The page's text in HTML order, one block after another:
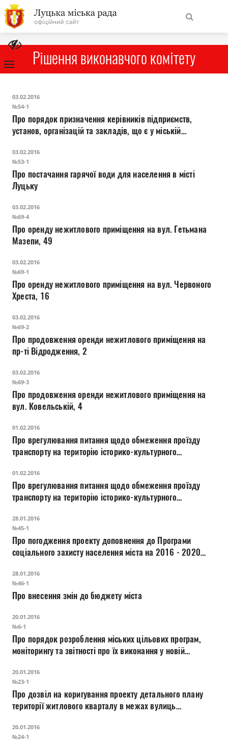
На
головну
Міська влада
Бюджет
Прозорість влади
Рішення виконавчого комітету
03.02.2016
№54-1
Про порядок призначення керівників підприємств,
установ, організацій та закладів, що є у міській
03.02.2016
№53-1
Про постачання гарячої води для населення в місті
Луцьку
03.02.2016
№69-4
Про оренду нежитлового приміщення на вул. Гетьмана
Мазепи, 49
03.02.2016
№69-1
Про оренду нежитлового приміщення на вул. Червоного
Хреста, 16
03.02.2016
№69-2
Про продовження оренди нежитлового приміщення на
пр-ті Відродження, 2
03.02.2016
№69-3
Про продовження оренди нежитлового приміщення на
вул. Ковельській, 4
01.02.2016
Про врегулювання питання щодо обмеження проїзду
транспорту на територію історико-культурного
круглого столу)
01.02.2016
Про врегулювання питання щодо обмеження проїзду
транспорту на територію історико-культурного
круглого столу)
28.01.2016
№45-1
Про погодження проекту доповнення до Програми
соціального захисту населення міста на 2016 - 2020
28.01.2016
№46-1
Про внесення змін до бюджету міста
20.01.2016
№6-1
Про порядок розроблення міських цільових програм,
моніторингу та звітності про їх виконання у новій
20.01.2016
№23-1
Про дозвіл на коригування проекту детального плану
території житлового кварталу в межах вулиць
Вільямса у місті Луцьку
20.01.2016
№24-1